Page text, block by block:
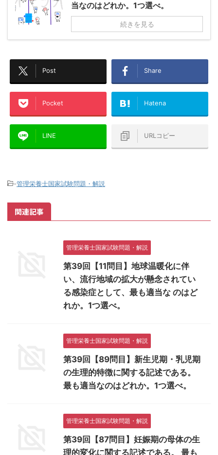
当なのはどれか。1つ選べ。
続きを見る
Post Share
Pocket Hatena
LINE URLコピー
-管理栄養士国家試験問題・解説
関連記事
管理栄養士国家試験問題・解説
第39回【11問目】地球温暖化に伴
い、流行地域の拡大が懸念されてい
る感染症として、最も適当な のはど
れか。1つ選べ。
管理栄養士国家試験問題・解説
第39回【89問目】新生児期・乳児期
の生理的特徴に関する記述である。
最も適当なのはどれか。1つ選べ。
管理栄養士国家試験問題・解説
第39回【87問目】妊娠期の母体の生
理的変化に関する記述である。 最も